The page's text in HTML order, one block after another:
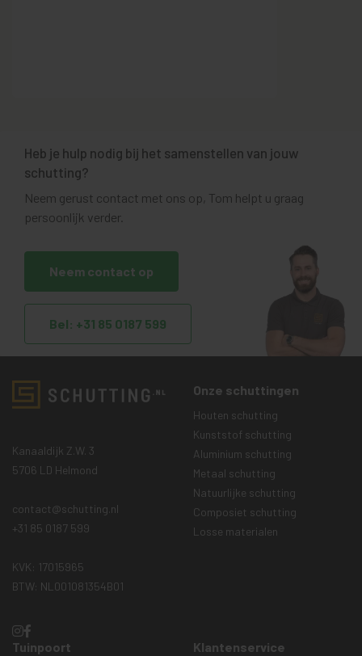
Heb je hulp nodig bij het samenstellen van jouw
schutting?
Neem gerust contact met ons op, Tom helpt u graag
persoonlijk verder.
Neem contact op
Bel: +31 85 0187 599
Kanaaldijk Z.W. 3
5706 LD Helmond
contact@schutting.nl
+31 85 0187 599
KVK: 17015965
BTW: NL001081354B01
Onze schuttingen
Houten schutting
Kunststof schutting
Aluminium schutting
Metaal schutting
Natuurlijke schutting
Composiet schutting
Losse materialen
Tuinpoort Klantenservice